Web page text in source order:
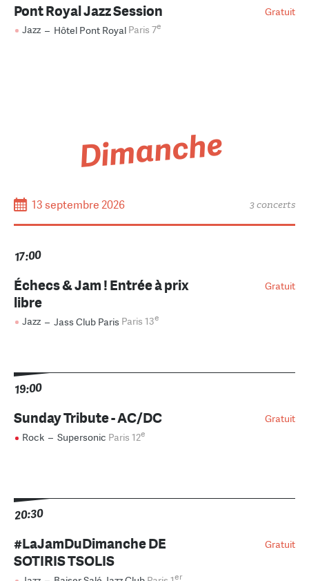
Gratuit
Pont Royal Jazz Session
Jazz – Hôtel Pont Royal Paris 7e
Dimanche
13 septembre 2026 3 concerts
17:00
Gratuit
Échecs & Jam ! Entrée à prix
libre
Jazz – Jass Club Paris Paris 13e
19:00
Gratuit
Sunday Tribute - AC/DC
Rock – Supersonic Paris 12e
20:30
Gratuit
#LaJamDuDimanche DE
SOTIRIS TSOLIS
er